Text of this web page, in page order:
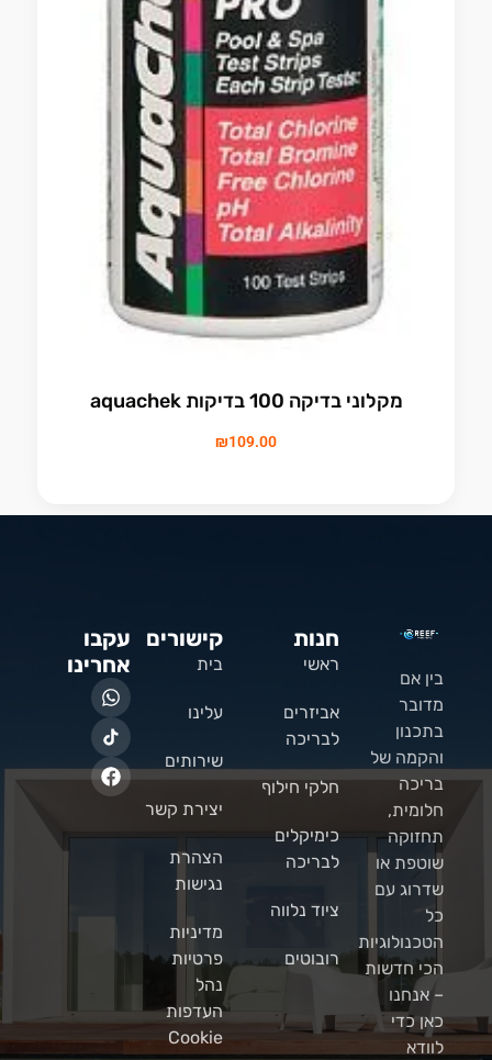
מקלוני בדיקה 100 בדיקות aquachek
₪109.00
בין אם
מדובר
בתכנון
והקמה של
בריכה
חלומית,
תחזוקה
שוטפת או
שדרוג עם
כל
הטכנולוגיות
הכי חדשות
– אנחנו
כאן כדי
לוודא
חנות
ראשי
אביזרים
לבריכה
חלקי חילוף
כימיקלים
לבריכה
ציוד נלווה
רובוטים
קישורים
בית
עלינו
שירותים
יצירת קשר
הצהרת
נגישות
מדיניות
פרטיות
נהל
העדפות
Cookie
עקבו
אחרינו